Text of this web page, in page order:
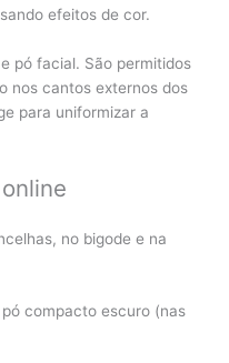
efeitos de cor.
pó facial. São permitidos
nos cantos externos dos
para uniformizar a
no bigode e na
compacto escuro (nas